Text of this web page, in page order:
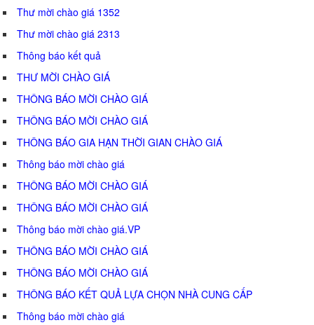
Thư mời chào giá 1352
Thư mời chào giá 2313
Thông báo kết quả
THƯ MỜI CHÀO GIÁ
THÔNG BÁO MỜI CHÀO GIÁ
THÔNG BÁO MỜI CHÀO GIÁ
THÔNG BÁO GIA HẠN THỜI GIAN CHÀO GIÁ
Thông báo mời chào giá
THÔNG BÁO MỜI CHÀO GIÁ
THÔNG BÁO MỜI CHÀO GIÁ
Thông báo mời chào giá.VP
THÔNG BÁO MỜI CHÀO GIÁ
THÔNG BÁO MỜI CHÀO GIÁ
THÔNG BÁO KẾT QUẢ LỰA CHỌN NHÀ CUNG CẤP
Thông báo mời chào giá